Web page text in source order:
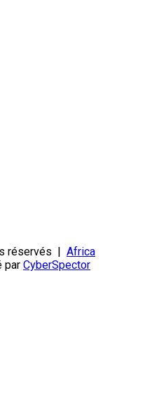
réservés | Africa
par CyberSpector